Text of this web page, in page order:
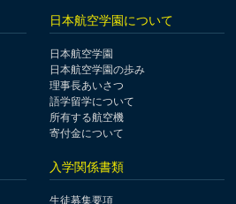
日本航空学園について
日本航空学園
日本航空学園の歩み
理事長あいさつ
語学留学について
所有する航空機
寄付金について
入学関係書類
生徒募集要項